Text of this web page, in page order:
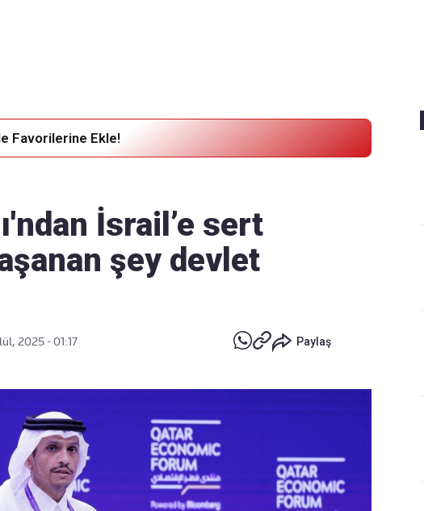
Favorilerine Ekle!
İsrail’e sert
şey devlet
2025 - 01:17 Paylaş